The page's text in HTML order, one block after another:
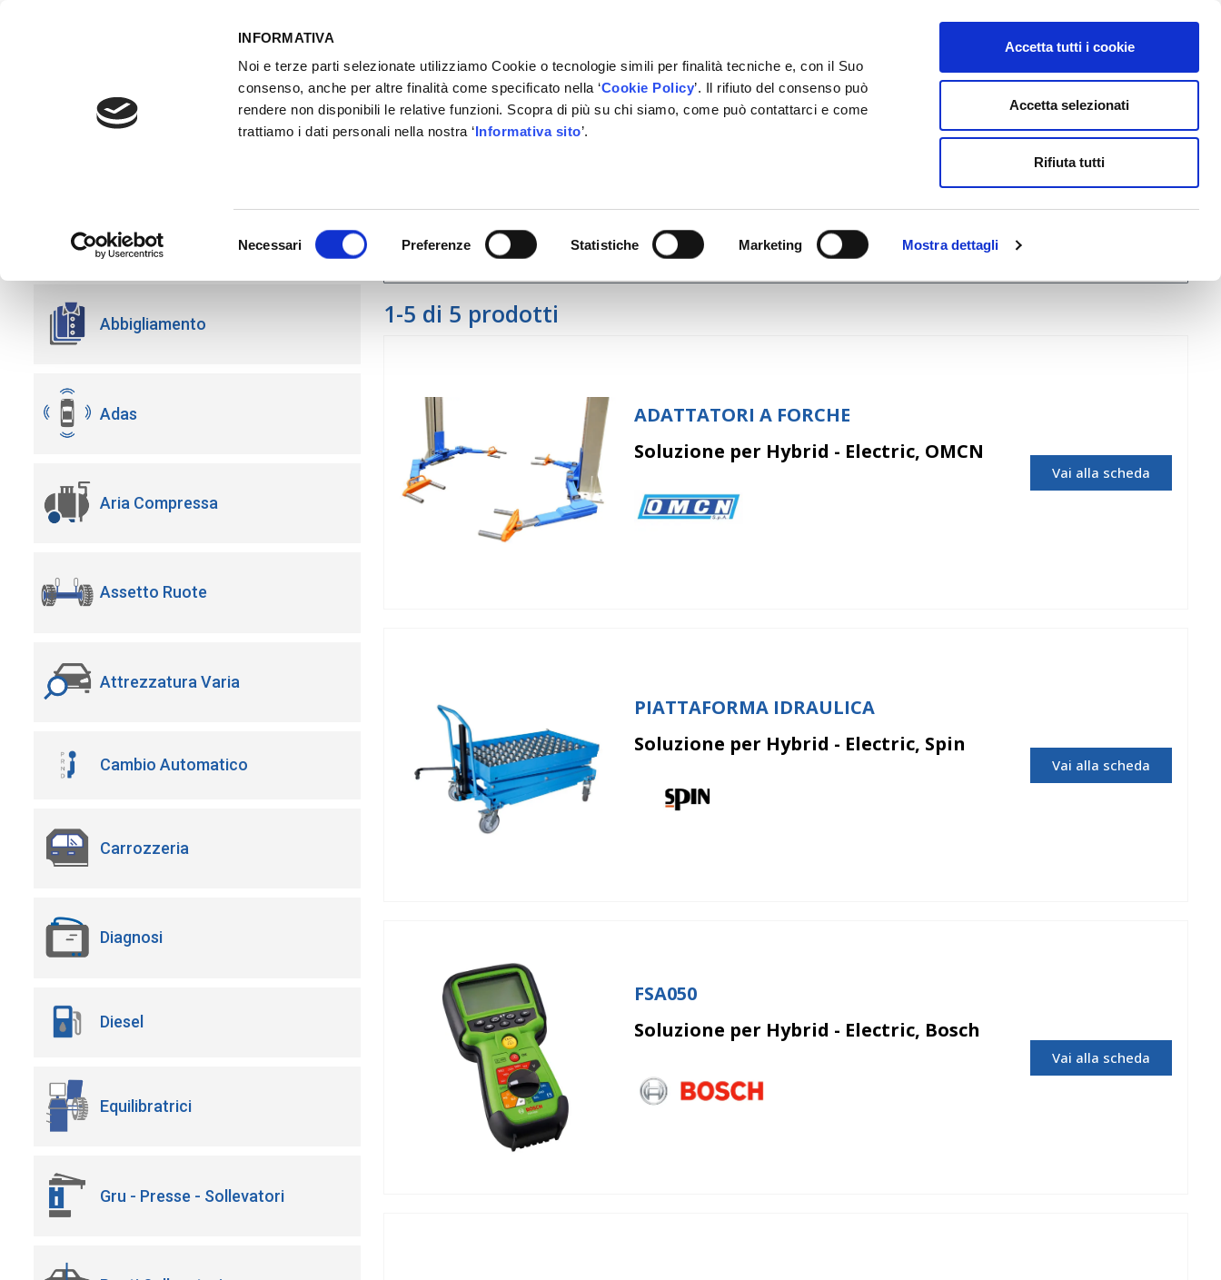
INFORMATIVA
Noi e terze parti selezionate utilizziamo Cookie o tecnologie simili per finalità tecniche e, con il Suo
consenso, anche per altre finalità come specificato nella ‘Cookie Policy’. Il rifiuto del consenso può
rendere non disponibili le relative funzioni. Scopra di più su chi siamo, come può contattarci e come
trattiamo i dati personali nella nostra ‘Informativa sito’.
del
Necessari Preferenze Statistiche Marketing Mostra dettagli
Accetta tutti i cookie
Accetta selezionati
Rifiuta tutti
ACCESSO GESTIONALE
ACCEDI E CONTATTACI
PRODOTTI
Abbigliamento
Adas
Aria Compressa
Assetto Ruote
Attrezzatura Varia
Cambio Automatico
Carrozzeria
Diagnosi
Diesel
Equilibratrici
Gru - Presse - Sollevatori
Filtra i prodotti della pagina
1-5 di 5 prodotti
ADATTATORI A FORCHE
Soluzione per Hybrid - Electric, OMCN
Vai alla scheda
PIATTAFORMA IDRAULICA
Soluzione per Hybrid - Electric, Spin
Vai alla scheda
FSA050
Soluzione per Hybrid - Electric, Bosch
Vai alla scheda